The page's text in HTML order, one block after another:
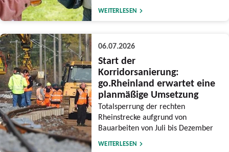
WEITERLESEN
06.07.2026
Start der
Korridorsanierung:
go.Rheinland erwartet eine
planmäßige Umsetzung
Totalsperrung der rechten
Rheinstrecke aufgrund von
Bauarbeiten von Juli bis Dezember
WEITERLESEN